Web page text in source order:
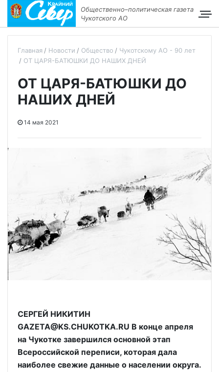
Общественно–политическая газета
Чукотского АО
Главная Новости Общество
Чукотскому АО - 90 лет
ОТ ЦАРЯ-БАТЮШКИ ДО НАШИХ ДНЕЙ
ОТ ЦАРЯ-БАТЮШКИ ДО
НАШИХ ДНЕЙ
14 мая 2021
СЕРГЕЙ НИКИТИН
GAZETA@KS.CHUKOTKA.RU В конце апреля
на Чукотке завершился основной этап
Всероссийской переписи, которая дала
наиболее свежие данные о населении округа.